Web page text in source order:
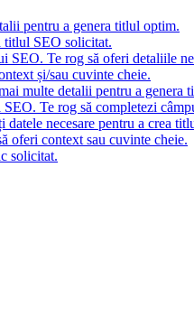
pentru a genera titlul optim.
titlul SEO solicitat.
SEO. Te rog să oferi detaliile
și/sau cuvinte cheie.
multe detalii pentru a genera
Te rog să completezi
necesare pentru a crea
oferi context sau cuvinte cheie.
solicitat.